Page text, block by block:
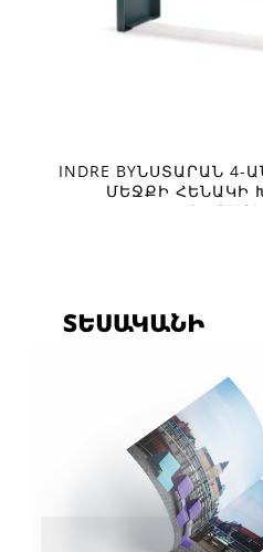
INDRE BYՆՍՏԱՐԱՆ
ՄԵՋՔԻ ՀԵՆԱԿԻ